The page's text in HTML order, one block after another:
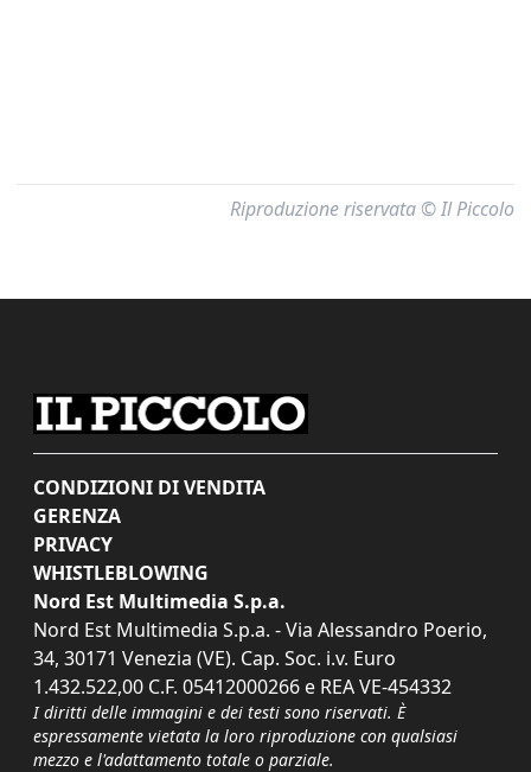
Riproduzione riservata © Il Piccolo
CONDIZIONI DI VENDITA
GERENZA
PRIVACY
WHISTLEBLOWING
Nord Est Multimedia S.p.a.
Nord Est Multimedia S.p.a. - Via Alessandro Poerio,
34, 30171 Venezia (VE). Cap. Soc. i.v. Euro
1.432.522,00 C.F. 05412000266 e REA VE-454332
I diritti delle immagini e dei testi sono riservati. È
espressamente vietata la loro riproduzione con qualsiasi
mezzo e l'adattamento totale o parziale.